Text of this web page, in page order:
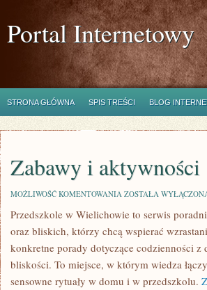
Portal Internetowy
STRONA GŁÓWNA SPIS TREŚCI BLOG
Zabawy i aktywności
MOŻLIWOŚĆ KOMENTOWANIA ZABAWY
AKTYWNOŚCI
ZOSTAŁA
Przedszkole w Wielichowie to serwis
oraz bliskich, którzy chcą wspierać
konkretne porady dotyczące codzienności
bliskości. To miejsce, w którym wiedza
sensowne rytuały w domu i w przedszkolu.